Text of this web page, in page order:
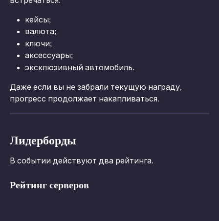
кейсы;
валюта;
ключи;
аксессуары;
эксклюзивный автомобиль.
Даже если вы не забрали текущую награду,
прогресс продолжает накапливаться.
Лидерборды
В событии действуют два рейтинга.
Рейтинг серверов